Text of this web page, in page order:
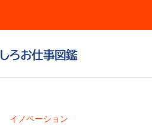
イノベーション